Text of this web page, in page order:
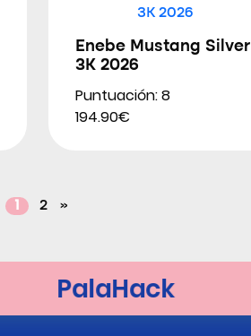
Enebe Mustang Silver
3K 2026
Puntuación: 8
194.90€
1 2 »